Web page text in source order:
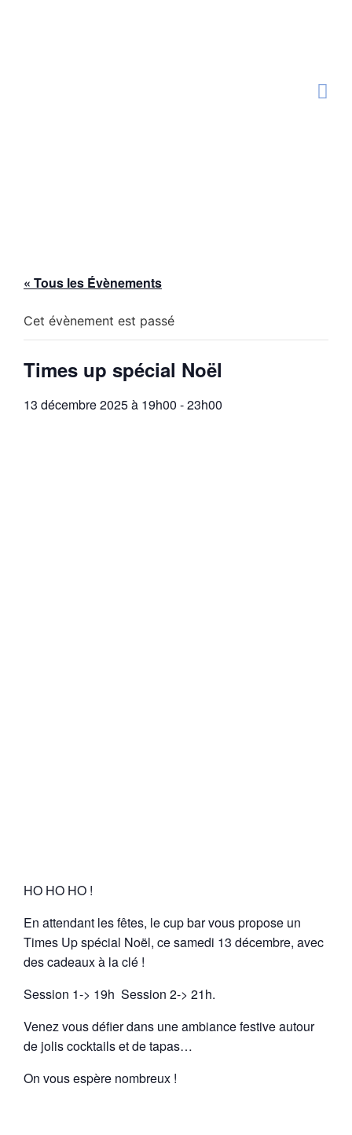
« Tous les Évènements
Cet évènement est passé
Times up spécial Noël
13 décembre 2025 à 19h00 -23h00
HO HO HO !
En attendant les fêtes, le cup bar vous propose un
Times Up spécial Noël, ce samedi 13 décembre, avec
des cadeaux à la clé !
Session 1-> 19h Session 2-> 21h.
Venez vous défier dans une ambiance festive autour
de jolis cocktails et de tapas…
On vous espère nombreux !